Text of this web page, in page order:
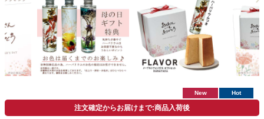
無料サンプル・資料請求
お問合せ
New Hot
注文確定からお届けまで:商品入荷後